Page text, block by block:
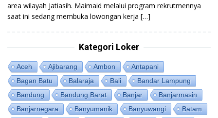
area wilayah Jatiasih. Maimaid melalui program rekrutmennya
saat ini sedang membuka lowongan kerja […]
Kategori Loker
Aceh Ajibarang Ambon
Antapani
Bagan Batu
Balaraja Bali
Bandar Lampung
Bandung
Bandung Barat Banjar
Banjarmasin
Banjarnegara
Banyumanik Banyuwangi
Batam